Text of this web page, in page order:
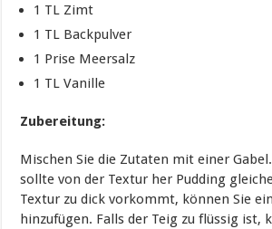
1 TL Zimt
1 TL Backpulver
1 Prise Meersalz
1 TL Vanille
Zubereitung:
Mischen Sie die Zutaten mit einer
sollte von der Textur her Pudding
Textur zu dick vorkommt, können Sie
hinzufügen. Falls der Teig zu flüssig ist,